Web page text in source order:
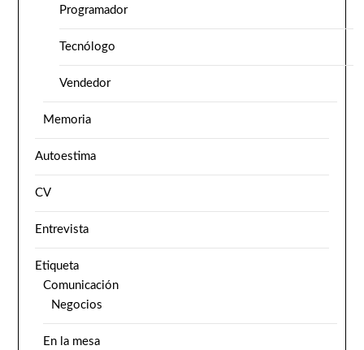
Programador
Tecnólogo
Vendedor
Memoria
Autoestima
CV
Entrevista
Etiqueta
Comunicación
Negocios
En la mesa